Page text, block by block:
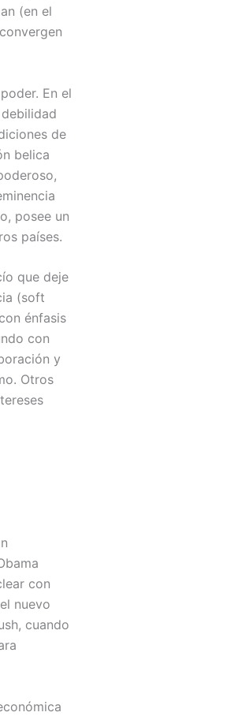
(en el
En el
de
belica
posee un
países.
que deje
(soft
énfasis
con
y
Otros
con
nuevo
cuando